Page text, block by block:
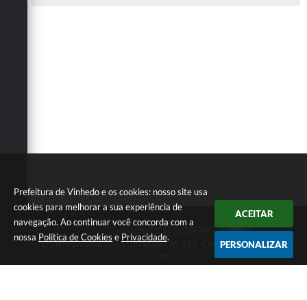
Prefeitura de Vinhedo e os cookies: nosso site usa
cookies para melhorar a sua experiência de
navegação. Ao continuar você concorda com a
nossa Política de Cookies e Privacidade.
ACEITAR
PERSONALIZAR
Telefone: (19) 3826-7800
Endereço: Rua João Corazzari, nº 394, Centro | CEP: 13280-